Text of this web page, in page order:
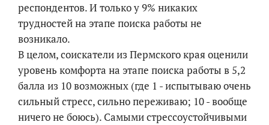
респондентов. И только у 9% никаких
трудностей на этапе поиска работы не
возникало.
В целом, соискатели из Пермского края оценили
уровень комфорта на этапе поиска работы в 5,2
балла из 10 возможных (где 1 - испытываю очень
сильный стресс, сильно переживаю; 10 - вообще
ничего не боюсь). Самыми стрессоустойчивыми